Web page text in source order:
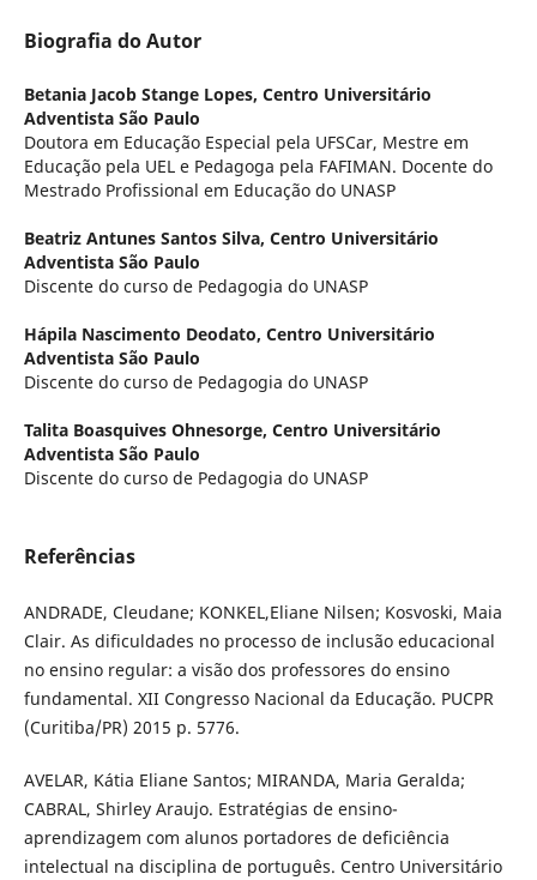
Biografia do Autor
Betania Jacob Stange Lopes, Centro Universitário
Adventista São Paulo
Doutora em Educação Especial pela UFSCar, Mestre em
Educação pela UEL e Pedagoga pela FAFIMAN. Docente do
Mestrado Profissional em Educação do UNASP
Beatriz Antunes Santos Silva, Centro Universitário
Adventista São Paulo
Discente do curso de Pedagogia do UNASP
Hápila Nascimento Deodato, Centro Universitário
Adventista São Paulo
Discente do curso de Pedagogia do UNASP
Talita Boasquives Ohnesorge, Centro Universitário
Adventista São Paulo
Discente do curso de Pedagogia do UNASP
Referências
ANDRADE, Cleudane; KONKEL,Eliane Nilsen; Kosvoski, Maia
Clair. As dificuldades no processo de inclusão educacional
no ensino regular: a visão dos professores do ensino
fundamental. XII Congresso Nacional da Educação. PUCPR
(Curitiba/PR) 2015 p. 5776.
AVELAR, Kátia Eliane Santos; MIRANDA, Maria Geralda;
CABRAL, Shirley Araujo. Estratégias de ensino-
aprendizagem com alunos portadores de deficiência
intelectual na disciplina de português. Centro Universitário